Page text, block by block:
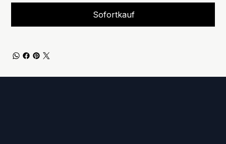
Sofortkauf